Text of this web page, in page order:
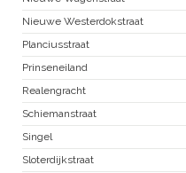
Nieuwe Westerdokstraat
Planciusstraat
Prinseneiland
Realengracht
Schiemanstraat
Singel
Sloterdijkstraat